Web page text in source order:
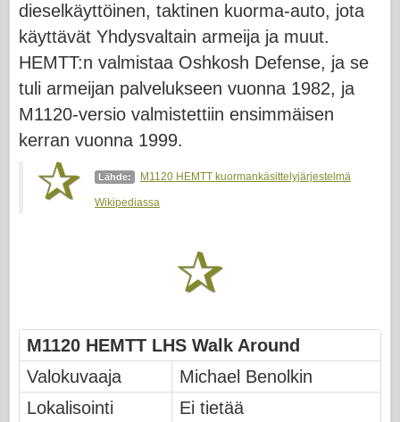
Eduard
E.T. Malli
Valorin voimat
Friulmodel
Hasegawa
Heller
Italeri
Legenda
Meng-malli
dieselkäyttöinen, taktinen kuorma-auto, jota
käyttävät Yhdysvaltain armeija ja muut.
HEMTT:n valmistaa Oshkosh Defense, ja se
tuli armeijan palvelukseen vuonna 1982, ja
M1120-versio valmistettiin ensimmäisen
kerran vuonna 1999.
Lähde: M1120 HEMTT kuormankäsittelyjärjestelmä
Wikipediassa
M1120 HEMTT LHS Walk Around
Valokuvaaja
Michael Benolkin
Lokalisointi
Ei tietää